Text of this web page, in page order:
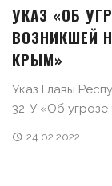
УКАЗ «ОБ
ВОЗНИКШЕЙ
КРЫМ»
Указ Главы
32-У «Об угрозе
24.02.2022